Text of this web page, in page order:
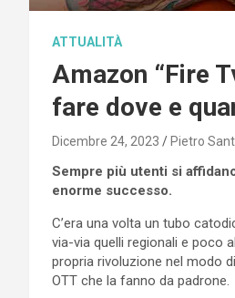
ATTUALITÀ
Amazon “Fire
fare dove e
Dicembre 24, 2023 Pietro
Sempre più utenti si
enorme successo.
C’era una volta un tubo
via-via quelli regionali e poco
propria rivoluzione nel modo
OTT che la fanno da padrone.